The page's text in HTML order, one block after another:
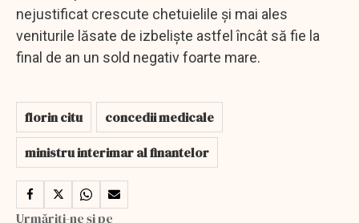
nejustificat crescute chetuielile şi mai ales
veniturile lăsate de izbelişte astfel încât să fie la
final de an un sold negativ foarte mare.
florin citu
concedii medicale
ministru interimar al finantelor
Urmăriți-ne și pe